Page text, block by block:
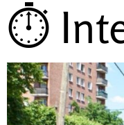
⏱️